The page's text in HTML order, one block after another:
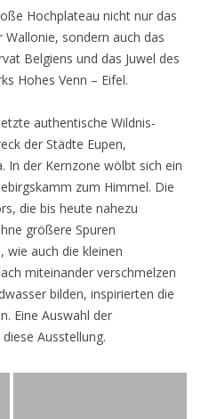
Hochplateau nicht nur das
sondern auch das
Belgiens und das Juwel des
Hohes Venn – Eifel.
authentische Wildnis-
der Städte Eupen,
In der Kernzone wölbt sich ein
zum Himmel. Die
die bis heute nahezu
größere Spuren
wie auch die kleinen
miteinander verschmelzen
bilden, inspirierten die
Eine Auswahl der
Ausstellung.